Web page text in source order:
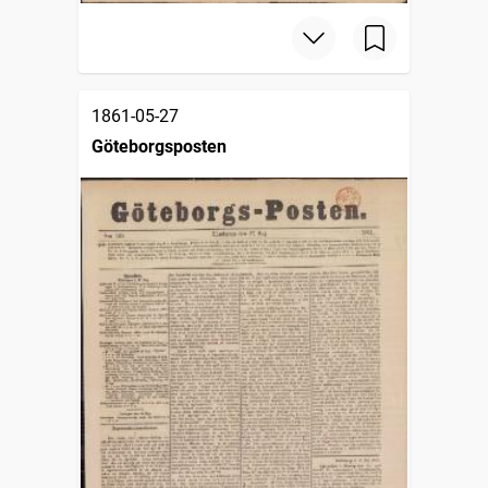
1861-05-27
Göteborgsposten